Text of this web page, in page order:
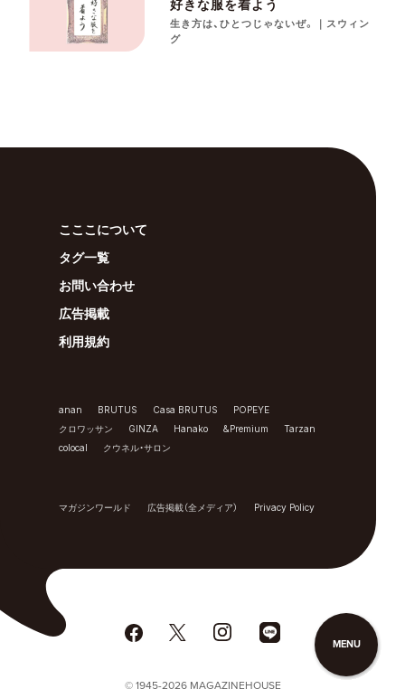
好きな服を着よう
生き方は、ひとつじゃないぜ。｜スウィン
グ
MENU
こここについて
タグ一覧
お問い合わせ
広告掲載
利用規約
anan BRUTUS Casa BRUTUS
POPEYE
クロワッサン
GINZA Hanako &Premium
Tarzan
colocal
クウネル・サロン
マガジンワールド 広告掲載（全メディア） Privacy Policy
© 1945-2026 MAGAZINEHOUSE